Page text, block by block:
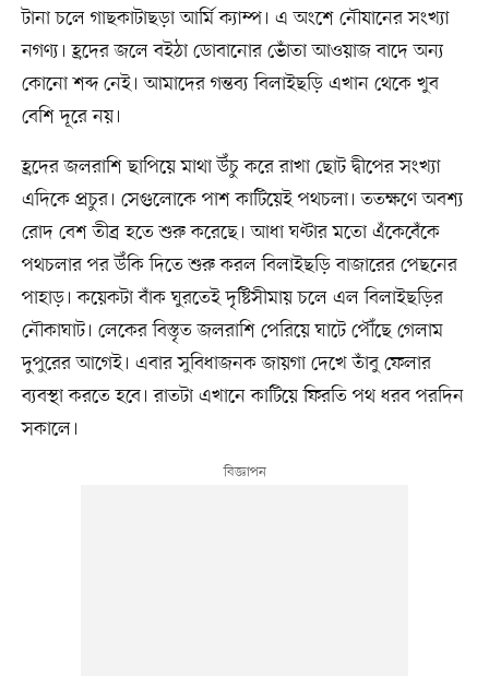
টানা চলে গাছকাটাছড়া আর্মি ক্যাম্প। এ অংশে নৌযানের সংখ্যা
নগণ্য। হ্রদের জলে বইঠা ডোবানোর ভোঁতা আওয়াজ বাদে অন্য
কোনো শব্দ নেই। আমাদের গন্তব্য বিলাইছড়ি এখান থেকে খুব
বেশি দূরে নয়।
হ্রদের জলরাশি ছাপিয়ে মাথা উঁচু করে রাখা ছোট দ্বীপের সংখ্যা
এদিকে প্রচুর। সেগুলোকে পাশ কাটিয়েই পথচলা। ততক্ষণে অবশ্য
রোদ বেশ তীব্র হতে শুরু করেছে। আধা ঘণ্টার মতো এঁকেবেঁকে
পথচলার পর উঁকি দিতে শুরু করল বিলাইছড়ি বাজারের পেছনের
পাহাড়। কয়েকটা বাঁক ঘুরতেই দৃষ্টিসীমায় চলে এল বিলাইছড়ির
নৌকাঘাট। লেকের বিস্তৃত জলরাশি পেরিয়ে ঘাটে পৌঁছে গেলাম
দুপুরের আগেই। এবার সুবিধাজনক জায়গা দেখে তাঁবু ফেলার
ব্যবস্থা করতে হবে। রাতটা এখানে কাটিয়ে ফিরতি পথ ধরব পরদিন
সকালে।